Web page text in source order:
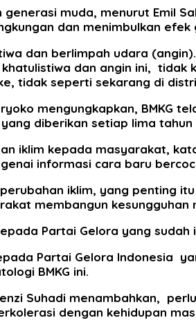
muda, menurut Emil
dan menimbulkan
dan berlimpah udara
dan angin ini,
tidak seperti sekarang di
mengungkapkan, BMKG
diberikan setiap lima
iklim kepada masyarakat,
informasi cara baru
iklim, yang penting
membangun
Partai Gelora yang
Partai Gelora Indonesia
BMKG ini.
Suhadi menambahkan,
dengan kehidupan